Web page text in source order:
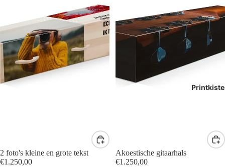
2 foto's kleine en grote tekst
€1.250,00
Akoestische gitaarhals
€1.250,00